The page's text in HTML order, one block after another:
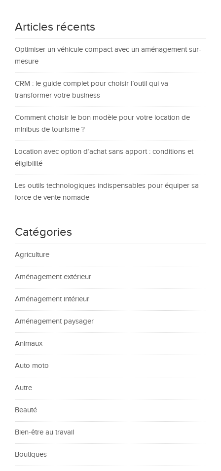
Articles récents
Optimiser un véhicule compact avec un aménagement sur-
mesure
CRM : le guide complet pour choisir l’outil qui va
transformer votre business
Comment choisir le bon modèle pour votre location de
minibus de tourisme ?
Location avec option d’achat sans apport : conditions et
éligibilité
Les outils technologiques indispensables pour équiper sa
force de vente nomade
Catégories
Agriculture
Aménagement extérieur
Aménagement intérieur
Aménagement paysager
Animaux
Auto moto
Autre
Beauté
Bien-être au travail
Boutiques